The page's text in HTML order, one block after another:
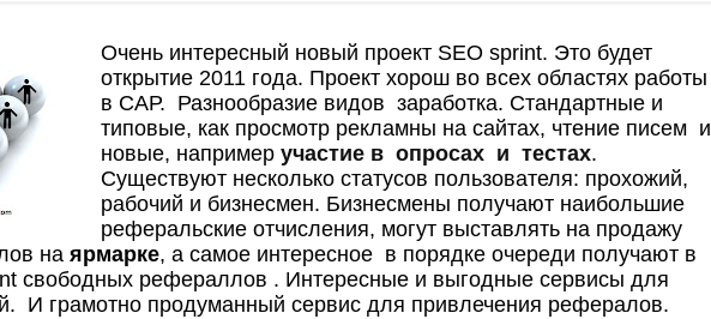
Очень интересный новый проект SEO sprint. Это будет
открытие 2011 года. Проект хорош во всех областях работы
в САР. Разнообразие видов заработка. Стандартные и
типовые, как просмотр рекламны на сайтах, чтение писем и
новые, например участие в опросах и тестах.
Существуют несколько статусов пользователя: прохожий,
рабочий и бизнесмен. Бизнесмены получают наибольшие
реферальские отчисления, могут выставлять на продажу
на ярмарке, а самое интересное в порядке очереди получают в
сво­бод­ных рефераллов . Интересные и выгодные сервисы для
И грамотно продуманный сервис для привлечения рефералов.